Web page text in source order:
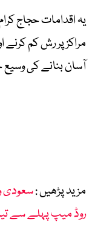
یہ اقدامات حجاج
مراکز پر رش کم
آسان بنانے کی
مزید پڑھیں :سعودی
روڈ میپ پہلے سے